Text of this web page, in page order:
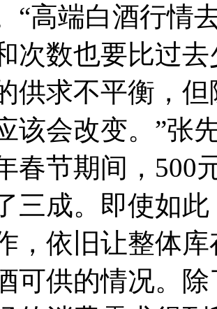
“高端白酒行情
次数也要比过
供求不平衡，
该会改变。”张
春节期间，500
三成。即使如
，依旧让整体
可供的情况。